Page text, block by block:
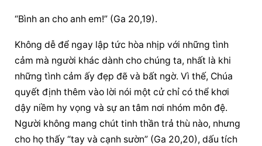
“Bình an cho anh em!” (Ga 20,19).
Không dễ để ngay lập tức hòa nhịp với những tình
cảm mà người khác dành cho chúng ta, nhất là khi
những tình cảm ấy đẹp đẽ và bất ngờ. Vì thế, Chúa
quyết định thêm vào lời nói một cử chỉ có thể khơi
dậy niềm hy vọng và sự an tâm nơi nhóm môn đệ.
Người không mang chút tinh thần trả thù nào, nhưng
cho họ thấy “tay và cạnh sườn” (Ga 20,20), dấu tích